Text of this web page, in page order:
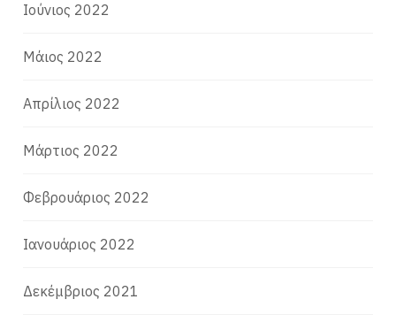
Ιούνιος 2022
Μάιος 2022
Απρίλιος 2022
Μάρτιος 2022
Φεβρουάριος 2022
Ιανουάριος 2022
Δεκέμβριος 2021